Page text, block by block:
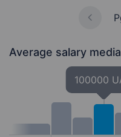
Average salary
100000